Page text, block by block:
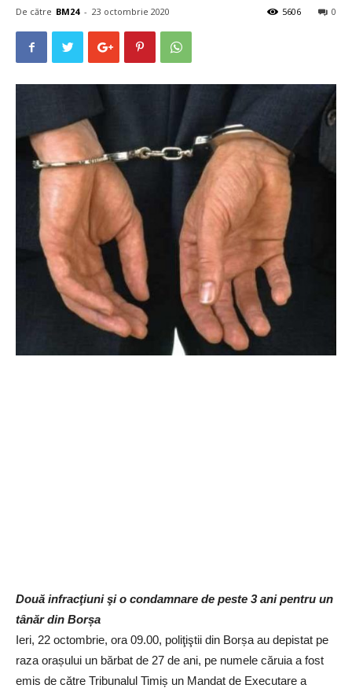
De către BM24 - 23 octombrie 2020 0
5606
Două infracţiuni şi o condamnare de peste 3 ani pentru un
tânăr din Borșa
Ieri, 22 octombrie, ora 09.00, poliţiştii din Borșa au depistat pe
raza orașului un bărbat de 27 de ani, pe numele căruia a fost
emis de către Tribunalul Timiș un Mandat de Executare a